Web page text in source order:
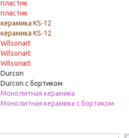
пластик
пластик
керамика KS-12
керамика KS-12
Wilsonart
Wilsonart
Wilsonart
Durcon
Durcon с бортиком
Монолитная керамика
Монолитная керамика с бортиком